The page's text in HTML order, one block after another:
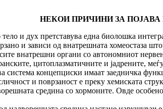
НЕКОИ ПРИЧИНИ ЗА ПОЈАВА
дух претставува една биолошка
и зависи од внатрешната хомеостаза
внатрешни органи со автономниот
цитоплазматичните и јадрените,
концепциски имаат заедничка
и поврзаност е преку хемиската
средина со хормоните. Овде